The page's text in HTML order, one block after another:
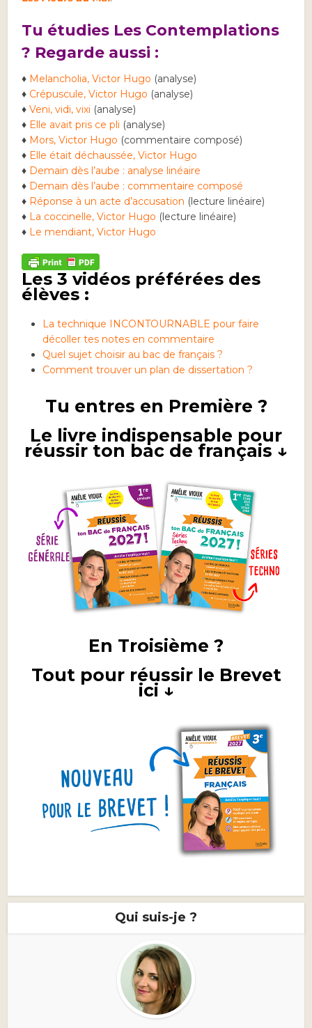
Tu étudies Les Contemplations
? Regarde aussi :
♦ Melancholia, Victor Hugo (analyse)
♦ Crépuscule, Victor Hugo (analyse)
♦Veni, vidi, vixi (analyse)
♦ Elle avait pris ce pli (analyse)
♦ Mors, Victor Hugo (commentaire composé)
♦ Elle était déchaussée, Victor Hugo
♦ Demain dès l’aube : analyse linéaire
♦ Demain dès l’aube : commentaire composé
♦ Réponse à un acte d’accusation (lecture linéaire)
♦ La coccinelle, Victor Hugo (lecture linéaire)
♦ Le mendiant, Victor Hugo
Les 3 vidéos préférées des
élèves :
La technique INCONTOURNABLE pour faire
décoller tes notes en commentaire
Quel sujet choisir au bac de français ?
Comment trouver un plan de dissertation ?
Tu entres en Première ?
Le livre indispensable pour
réussir ton bac de français ↓
En Troisième ?
Tout pour réussir le Brevet
ici ↓
Qui suis-je ?